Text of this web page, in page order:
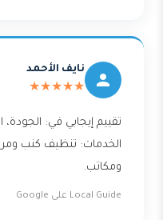
نايف الأحمد
★★★★★
تقييم إيجابي في: الجودة،
الخدمات: تنظيف كنب
ومكاتب.
Local Guide على Google